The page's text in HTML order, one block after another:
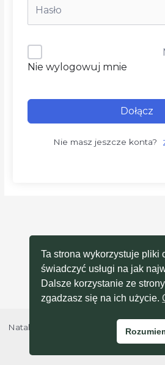
Nie wylogowuj mnie
Dołącz
Nie masz jeszcze konta?
Natalia Baron © 2026 Moja
Regulamin
Ta strona wykorzystuje pliki
świadczyć usługi na jak
Dalsze korzystanie ze
zgadzasz się na ich użycie.